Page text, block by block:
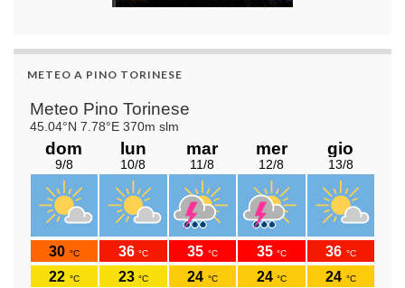
METEO A PINO TORINESE